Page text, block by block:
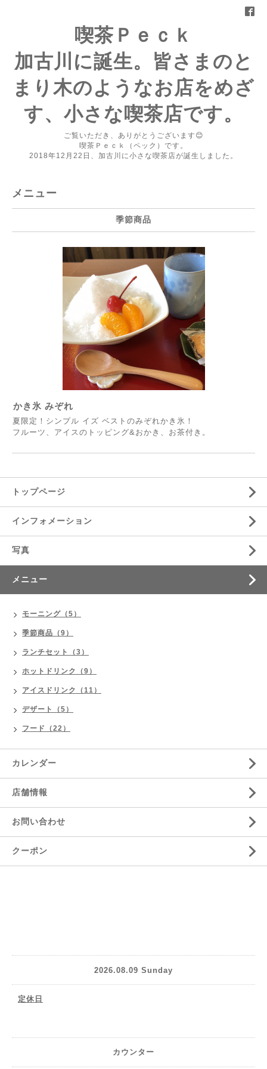
喫茶Ｐｅｃｋ
加古川に誕生。皆さまのと
まり木のようなお店をめざ
す、小さな喫茶店です。
ご覧いただき、ありがとうございます😊
喫茶Ｐｅｃｋ（ペック）です。
2018年12月22日、加古川に小さな喫茶店が誕生しました。
メニュー
季節商品
かき氷 みぞれ
夏限定！シンプル イズ ベストのみぞれかき氷！
フルーツ、アイスのトッピング&おかき、お茶付き。
トップページ
インフォメーション
写真
メニュー
モーニング（5）
季節商品（9）
ランチセット（3）
ホットドリンク（9）
アイスドリンク（11）
デザート（5）
フード（22）
カレンダー
店舗情報
お問い合わせ
クーポン
2026.08.09 Sunday
定休日
カウンター